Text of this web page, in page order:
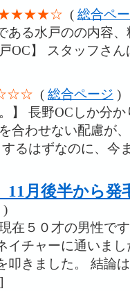
( 総合ペ
ある水戸のの内容
OC】 スタッフさ
( 総合ページ )
】 長野OCしか分
合わせない配慮が
るはずなのに、
11月後半から発
)
在５０才の男性で
イチャーに通いま
叩きました。 結論
]